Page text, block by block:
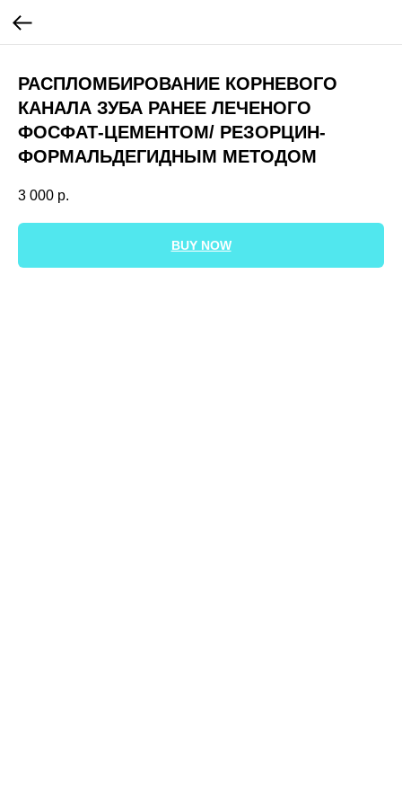
РАСПЛОМБИРОВАНИЕ КОРНЕВОГО
КАНАЛА ЗУБА РАНЕЕ ЛЕЧЕНОГО
ФОСФАТ-ЦЕМЕНТОМ/ РЕЗОРЦИН-
ФОРМАЛЬДЕГИДНЫМ МЕТОДОМ
3 000 р.
BUY NOW